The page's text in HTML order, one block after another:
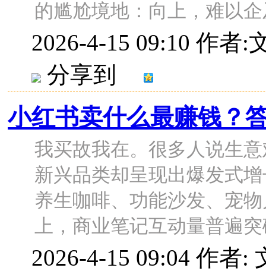
的尴尬境地：向上，难以
2026-4-15 09:10 作者:
分享到
小红书卖什么最赚钱？
我买故我在。很多人说生
新兴品类却呈现出爆发式
养生咖啡、功能沙发、宠
上，商业笔记互动量普遍
2026-4-15 09:04 作者: